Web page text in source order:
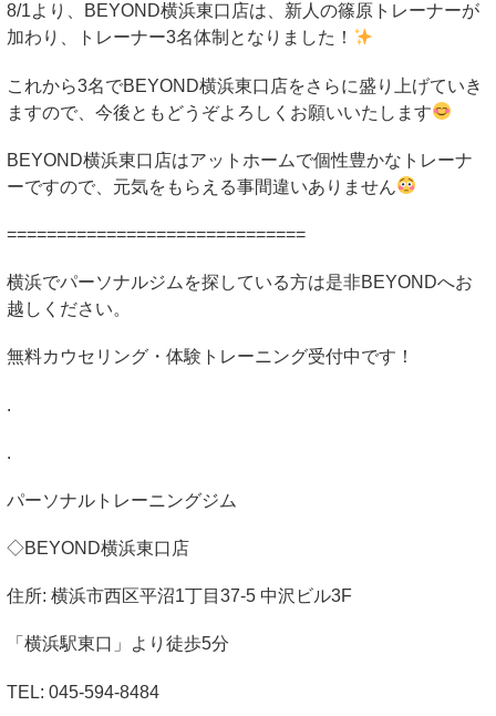
8/1より、 BEYOND横浜東口店は、新人の篠原トレーナーが
加わり、トレーナー3名体制となりました！
これから3名でBEYOND横浜東口店をさらに盛り上げていき
ますので、今後ともどうぞよろしくお願いいたします
BEYOND横浜東口店はアットホームで個性豊かなトレーナ
ーですので、元気をもらえる事間違いありません
==============================
横浜でパーソナルジムを探している方は是非BEYONDへお
越しください。
無料カウセリング・体験トレーニング受付中です！
.
.
パーソナルトレーニングジム
◇BEYOND横浜東口店
住所: 横浜市西区平沼1丁目 37-5 中沢ビル3F
「横浜駅東口」より徒歩5分
TEL: 045-594-8484